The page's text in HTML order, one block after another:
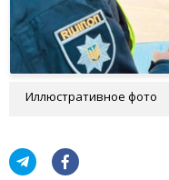
Иллюстративное фото